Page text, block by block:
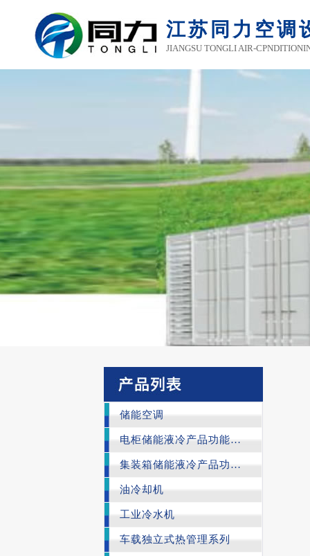
江苏同力空调
JIANGSU TONGLI AIR-
储能空调
电柜储能液冷产品功能与特性
集装箱储能液冷产品功能与特性
油冷却机
工业冷水机
车载独立式热管理系列